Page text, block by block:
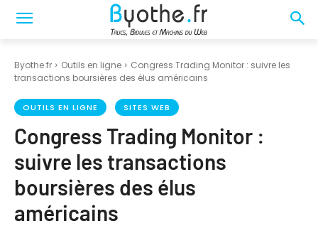
Byothe.fr Outils en ligne
Congress Trading Monitor : suivre les
transactions boursières des élus américains
OUTILS EN LIGNE SITES WEB
Congress Trading Monitor :
suivre les transactions
boursières des élus
américains